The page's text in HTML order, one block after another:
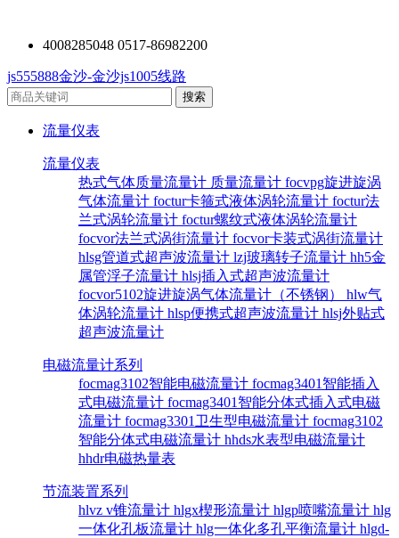
4008285048 0517-86982200
js555888金沙-金沙js1005线路
流量仪表
流量仪表
热式气体质量流量计 质量流量计 focvpg旋进旋涡
气体流量计 foctur卡箍式液体涡轮流量计 foctur法
兰式涡轮流量计 foctur螺纹式液体涡轮流量计
focvor法兰式涡街流量计 focvor卡装式涡街流量计
hlsg管道式超声波流量计 lzj玻璃转子流量计 hh5金
属管浮子流量计 hlsj插入式超声波流量计
focvor5102旋进旋涡气体流量计（不锈钢） hlw气
体涡轮流量计 hlsp便携式超声波流量计 hlsj外贴式
超声波流量计
电磁流量计系列
focmag3102智能电磁流量计 focmag3401智能插入
式电磁流量计 focmag3401智能分体式插入式电磁
流量计 focmag3301卫生型电磁流量计 focmag3102
智能分体式电磁流量计 hhds水表型电磁流量计
hhdr电磁热量表
节流装置系列
hlvz v锥流量计 hlgx楔形流量计 hlgp喷嘴流量计 hlg
一体化孔板流量计 hlg一体化多孔平衡流量计 hlgd-